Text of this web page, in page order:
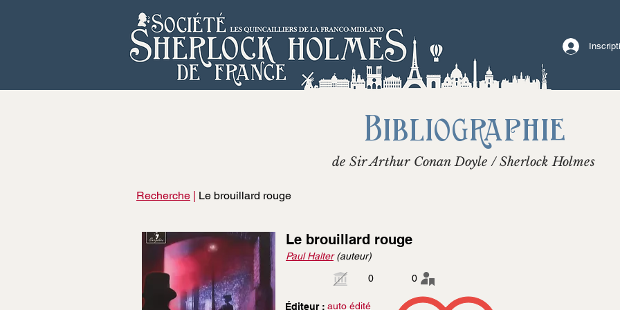
Bibliographie
de Sir Arthur Conan Doyle / Sherlock Holmes
Recherche | Le brouillard rouge
Le brouillard rouge
Paul Halter(auteur)
0
0
Éditeur : auto édité